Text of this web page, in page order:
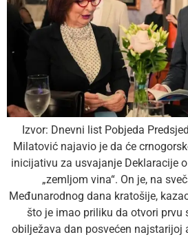
Izvor: Dnevni list Pobjeda
Milatović najavio je da će
inicijativu za usvajanje Deklaracije
„zemljom vina“. On je, na
Međunarodnog dana kratošije,
što je imao priliku da otvori prvu
obilježava dan posvećen najstarijoj